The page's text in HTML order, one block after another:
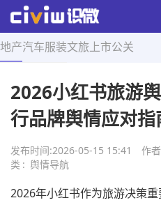
地产汽车服装文旅 上市公关
首页 > 舆情导航 > 正文
2026小红书旅游
行品牌舆情应对指
发布时间:2026-05-15 15:41 作者
类 : 舆情导航
2026年小红书作为旅游决策